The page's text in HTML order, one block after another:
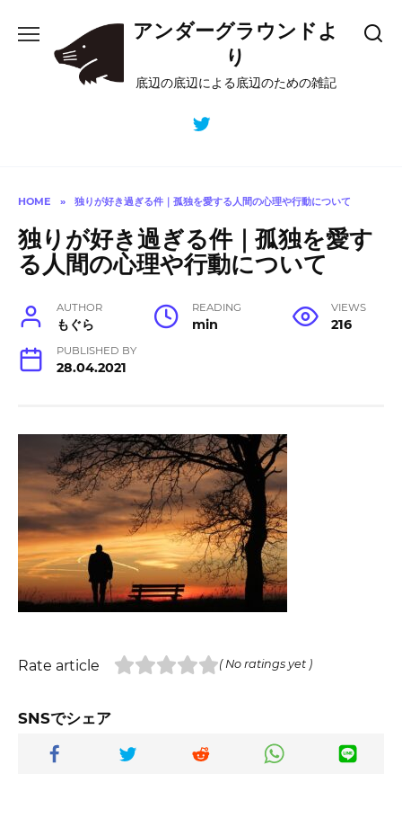
content
アンダーグラウンドよ
り
底辺の底辺による底辺のための雑記
HOME » 独りが好き過ぎる件｜孤独を愛する人間の心理や行動について
独りが好き過ぎる件｜孤独を愛す
る人間の心理や行動について
AUTHOR
もぐら
READING
min
VIEWS
216
PUBLISHED BY
28.04.2021
Rate article ( No ratings yet )
SNSでシェア